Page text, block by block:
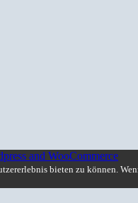
bieten zu können.